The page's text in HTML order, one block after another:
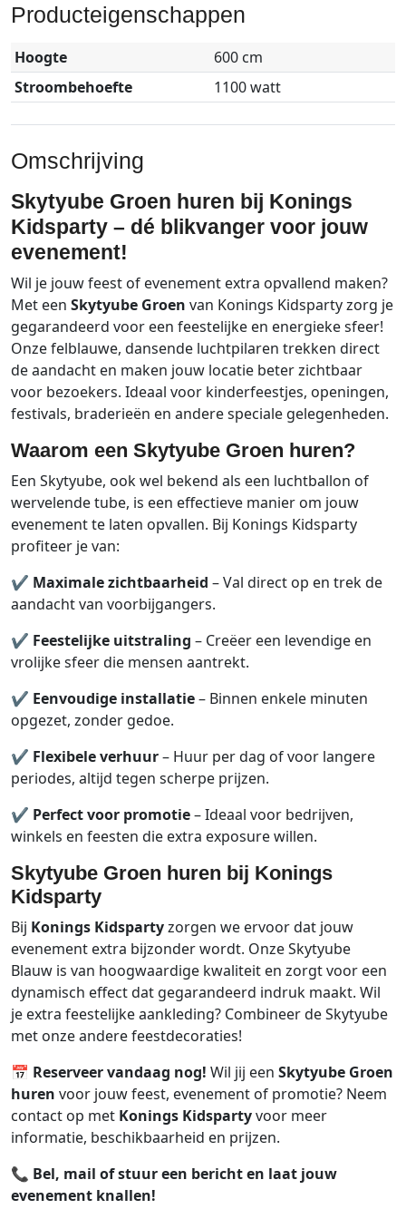
Producteigenschappen
Hoogte
600 cm
Stroombehoefte
1100 watt
Omschrijving
Skytyube Groen huren bij Konings
Kidsparty – dé blikvanger voor jouw
evenement!
Wil je jouw feest of evenement extra opvallend maken?
Met een Skytyube Groen van Konings Kidsparty zorg je
gegarandeerd voor een feestelijke en energieke sfeer!
Onze felblauwe, dansende luchtpilaren trekken direct
de aandacht en maken jouw locatie beter zichtbaar
voor bezoekers. Ideaal voor kinderfeestjes, openingen,
festivals, braderieën en andere speciale gelegenheden.
Waarom een Skytyube Groen huren?
Een Skytyube, ook wel bekend als een luchtballon of
wervelende tube, is een effectieve manier om jouw
evenement te laten opvallen. Bij Konings Kidsparty
profiteer je van:
✔ Maximale zichtbaarheid – Val direct op en trek de
aandacht van voorbijgangers.
✔ Feestelijke uitstraling – Creëer een levendige en
vrolijke sfeer die mensen aantrekt.
✔ Eenvoudige installatie– Binnen enkele minuten
opgezet, zonder gedoe.
✔ Flexibele verhuur– Huur per dag of voor langere
periodes, altijd tegen scherpe prijzen.
✔ Perfect voor promotie– Ideaal voor bedrijven,
winkels en feesten die extra exposure willen.
Skytyube Groen huren bij Konings
Kidsparty
Bij Konings Kidspartyzorgen we ervoor dat jouw
evenement extra bijzonder wordt. Onze Skytyube
Blauw is van hoogwaardige kwaliteit en zorgt voor een
dynamisch effect dat gegarandeerd indruk maakt. Wil
je extra feestelijke aankleding? Combineer de Skytyube
met onze andere feestdecoraties!
📅 Reserveer vandaag nog! Wil jij een Skytyube Groen
huren voor jouw feest, evenement of promotie? Neem
contact op met Konings Kidspartyvoor meer
informatie, beschikbaarheid en prijzen.
📞 Bel, mail of stuur een bericht en laat jouw
evenement knallen!